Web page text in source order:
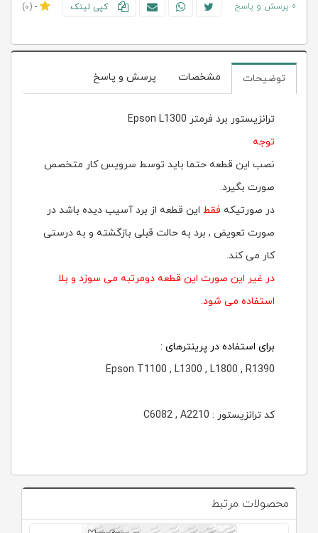
0 پرسش و پاسخ کپی لینک -
(0)
توضیحات مشخصات پرسش و پاسخ
ترانزیستور برد فرمتر Epson L1300
توجه
نصب این قطعه حتما باید توسط سرویس کار متخصص
صورت بگیرد.
در صورتیکه فقط این قطعه از برد آسیب دیده باشد در
صورت تعویض , برد به حالت قبلی بازگشته و به درستی
کار می کند.
در غیر این صورت این قطعه دومرتبه می سوزد و بلا
استفاده می شود.
برای استفاده در پرینترهای :
Epson T1100 , L1300 , L1800 , R1390
کد ترانزیستور : C6082 , A2210
محصولات مرتبط